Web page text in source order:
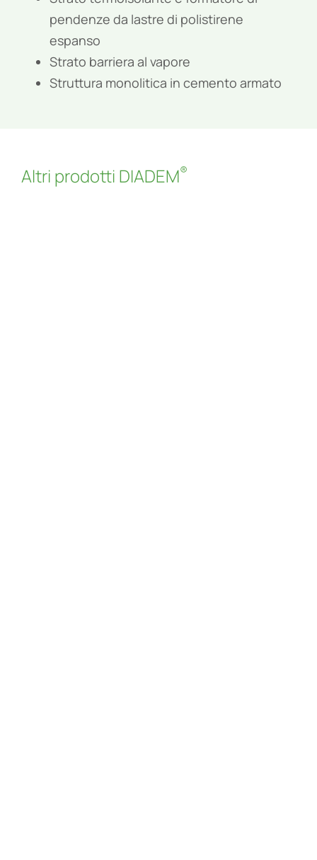
pendenze da lastre di polistirene
espanso
Strato barriera al vapore
Struttura monolitica in cemento armato
Altri prodotti DIADEM®